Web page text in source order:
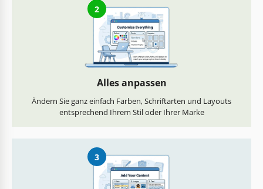
2
Alles anpassen
Ändern Sie ganz einfach Farben, Schriftarten und Layouts
entsprechend Ihrem Stil oder Ihrer Marke
3